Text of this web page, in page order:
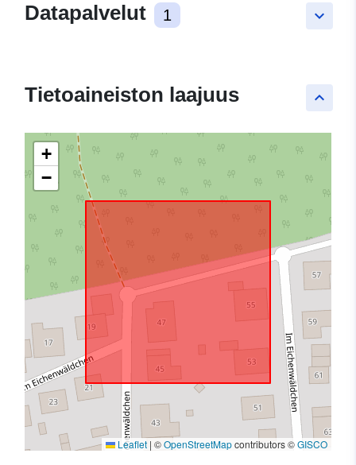
keyboard_arrow_down
Datapalvelut 1
keyboard_arrow_up
Tietoaineiston laajuus
+
−
Leaflet | ©OpenStreetMapcontributors ©GISCO